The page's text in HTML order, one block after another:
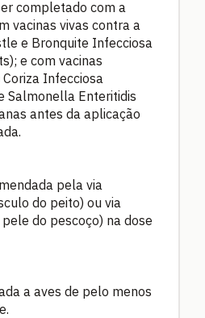
completado com a
vacinas vivas contra a
e Bronquite Infecciosa
e com vacinas
Infecciosa
Salmonella Enteritidis
antes da aplicação
pela via
do peito) ou via
do pescoço) na dose
a aves de pelo menos